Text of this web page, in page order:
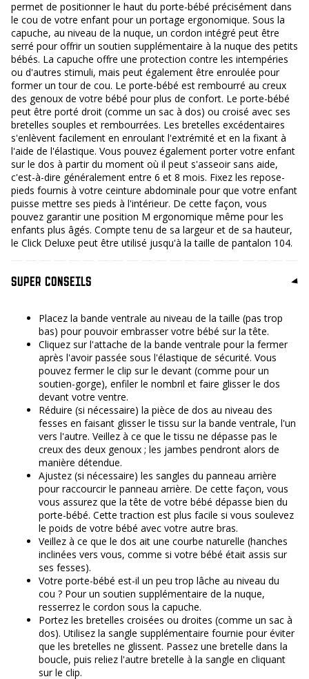
permet de positionner le haut du porte-bébé précisément dans
le cou de votre enfant pour un portage ergonomique. Sous la
capuche, au niveau de la nuque, un cordon intégré peut être
serré pour offrir un soutien supplémentaire à la nuque des petits
bébés. La capuche offre une protection contre les intempéries
ou d'autres stimuli, mais peut également être enroulée pour
former un tour de cou. Le porte-bébé est rembourré au creux
des genoux de votre bébé pour plus de confort. Le porte-bébé
peut être porté droit (comme un sac à dos) ou croisé avec ses
bretelles souples et rembourrées. Les bretelles excédentaires
s'enlèvent facilement en enroulant l'extrémité et en la fixant à
l'aide de l'élastique. Vous pouvez également porter votre enfant
sur le dos à partir du moment où il peut s'asseoir sans aide,
c'est-à-dire généralement entre 6 et 8 mois. Fixez les repose-
pieds fournis à votre ceinture abdominale pour que votre enfant
puisse mettre ses pieds à l'intérieur. De cette façon, vous
pouvez garantir une position M ergonomique même pour les
enfants plus âgés. Compte tenu de sa largeur et de sa hauteur,
le Click Deluxe peut être utilisé jusqu'à la taille de pantalon 104.
SUPER CONSEILS
Placez la bande ventrale au niveau de la taille (pas trop
bas) pour pouvoir embrasser votre bébé sur la tête.
Cliquez sur l'attache de la bande ventrale pour la fermer
après l'avoir passée sous l'élastique de sécurité. Vous
pouvez fermer le clip sur le devant (comme pour un
soutien-gorge), enfiler le nombril et faire glisser le dos
devant votre ventre.
Réduire (si nécessaire) la pièce de dos au niveau des
fesses en faisant glisser le tissu sur la bande ventrale, l'un
vers l'autre. Veillez à ce que le tissu ne dépasse pas le
creux des deux genoux ; les jambes pendront alors de
manière détendue.
Ajustez (si nécessaire) les sangles du panneau arrière
pour raccourcir le panneau arrière. De cette façon, vous
vous assurez que la tête de votre bébé dépasse bien du
porte-bébé. Cette traction est plus facile si vous soulevez
le poids de votre bébé avec votre autre bras.
Veillez à ce que le dos ait une courbe naturelle (hanches
inclinées vers vous, comme si votre bébé était assis sur
ses fesses).
Votre porte-bébé est-il un peu trop lâche au niveau du
cou ? Pour un soutien supplémentaire de la nuque,
resserrez le cordon sous la capuche.
Portez les bretelles croisées ou droites (comme un sac à
dos). Utilisez la sangle supplémentaire fournie pour éviter
que les bretelles ne glissent. Passez une bretelle dans la
boucle, puis reliez l'autre bretelle à la sangle en cliquant
sur le clip.